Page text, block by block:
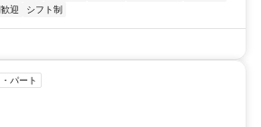
迎 シフト制
パート